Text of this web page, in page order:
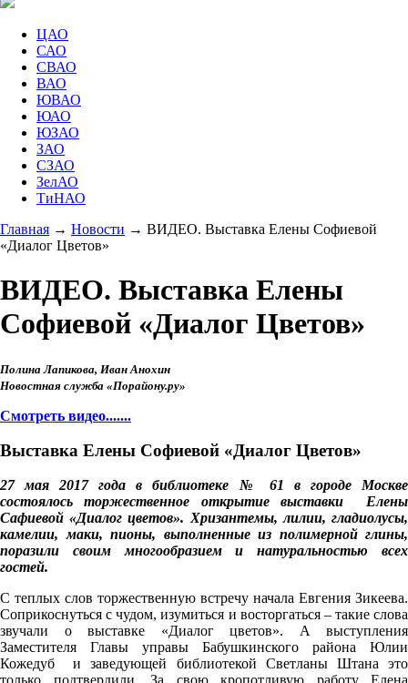
ЦАО
САО
СВАО
ВАО
ЮВАО
ЮАО
ЮЗАО
ЗАО
СЗАО
ЗелАО
ТиНАО
Главная → Новости → ВИДЕО. Выставка Елены Софиевой
«Диалог Цветов»
ВИДЕО. Выставка Елены
Софиевой «Диалог Цветов»
Полина Лапикова, Иван Анохин
Новостная служба «Порайону.ру»
Смотреть видео.......
Выставка Елены Софиевой «Диалог Цветов»
27 мая 2017 года в библиотеке № 61 в городе Москве
состоялось торжественное открытие выставки Елены
Сафиевой «Диалог цветов». Хризантемы, лилии, гладиолусы,
камелии, маки, пионы, выполненные из полимерной глины,
поразили своим многообразием и натуральностью всех
гостей.
С теплых слов торжественную встречу начала Евгения Зикеева.
Соприкоснуться с чудом, изумиться и восторгаться – такие слова
звучали о выставке «Диалог цветов». А выступления
Заместителя Главы управы Бабушкинского района Юлии
Кожедуб и заведующей библиотекой Светланы Штана это
только подтвердили. За свою кропотливую работу Елена